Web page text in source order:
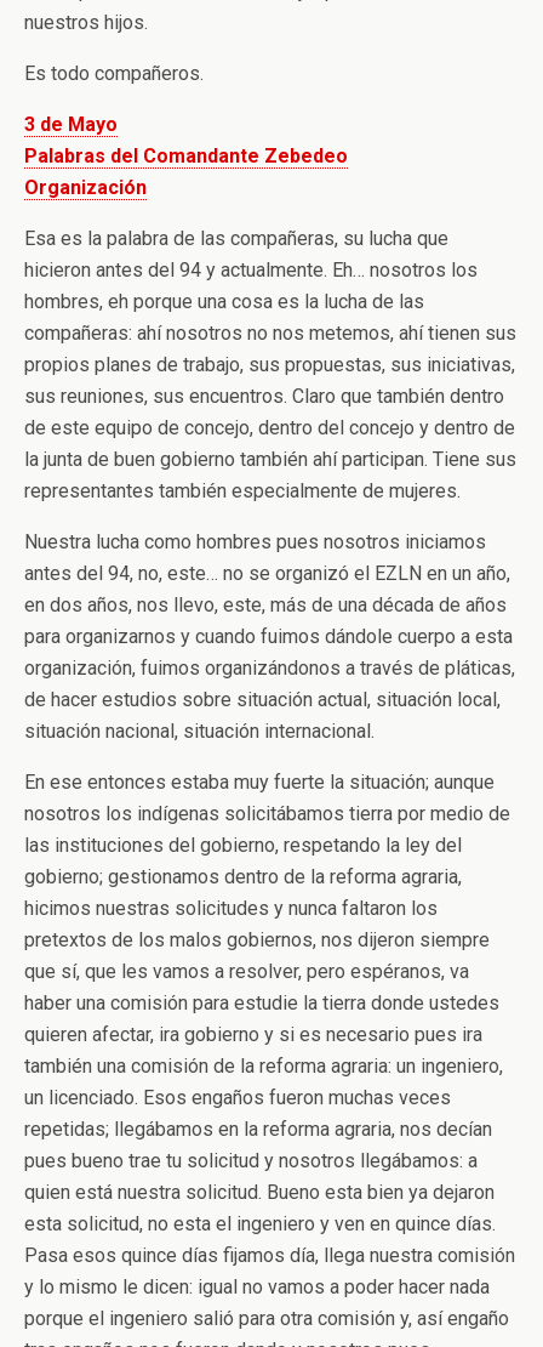
nuestros hijos.
Es todo compañeros.
3 de Mayo
Palabras del Comandante Zebedeo
Organización
Esa es la palabra de las compañeras, su lucha que
hicieron antes del 94 y actualmente. Eh… nosotros los
hombres, eh porque una cosa es la lucha de las
compañeras: ahí nosotros no nos metemos, ahí tienen sus
propios planes de trabajo, sus propuestas, sus iniciativas,
sus reuniones, sus encuentros. Claro que también dentro
de este equipo de concejo, dentro del concejo y dentro de
la junta de buen gobierno también ahí participan. Tiene sus
representantes también especialmente de mujeres.
Nuestra lucha como hombres pues nosotros iniciamos
antes del 94, no, este… no se organizó el EZLN en un año,
en dos años, nos llevo, este, más de una década de años
para organizarnos y cuando fuimos dándole cuerpo a esta
organización, fuimos organizándonos a través de pláticas,
de hacer estudios sobre situación actual, situación local,
situación nacional, situación internacional.
En ese entonces estaba muy fuerte la situación; aunque
nosotros los indígenas solicitábamos tierra por medio de
las instituciones del gobierno, respetando la ley del
gobierno; gestionamos dentro de la reforma agraria,
hicimos nuestras solicitudes y nunca faltaron los
pretextos de los malos gobiernos, nos dijeron siempre
que sí, que les vamos a resolver, pero espéranos, va
haber una comisión para estudie la tierra donde ustedes
quieren afectar, ira gobierno y si es necesario pues ira
también una comisión de la reforma agraria: un ingeniero,
un licenciado. Esos engaños fueron muchas veces
repetidas; llegábamos en la reforma agraria, nos decían
pues bueno trae tu solicitud y nosotros llegábamos: a
quien está nuestra solicitud. Bueno esta bien ya dejaron
esta solicitud, no esta el ingeniero y ven en quince días.
Pasa esos quince días fijamos día, llega nuestra comisión
y lo mismo le dicen: igual no vamos a poder hacer nada
porque el ingeniero salió para otra comisión y, así engaño